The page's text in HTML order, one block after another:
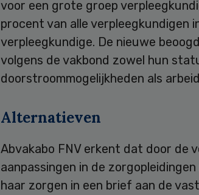
voor een grote groep
procent van alle verpleegkundigen
verpleegkundige. De nieuwe
volgens de vakbond zowel hun
doorstroommogelijkheden als
Alternatieven
Abvakabo FNV erkent dat door de
aanpassingen in de
haar zorgen in een brief aan de